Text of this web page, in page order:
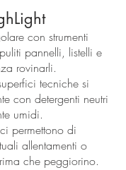
con strumenti
pannelli, listelli e
rovinarli.
tecniche si
con detergenti neutri
umidi.
permettono di
allentamenti o
che peggiorino.